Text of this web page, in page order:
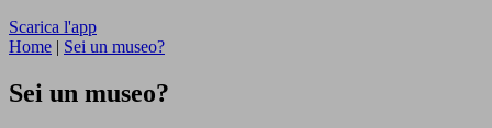
Scarica l'app
Home | Sei un museo?
Sei un museo?